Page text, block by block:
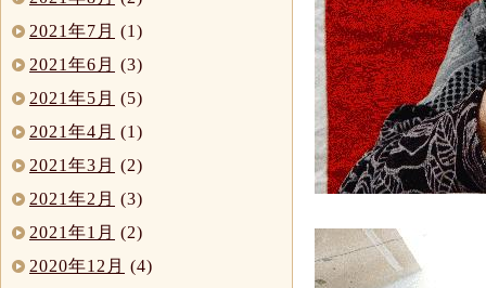
2021年7月 (1)
2021年6月 (3)
2021年5月 (5)
2021年4月 (1)
2021年3月 (2)
2021年2月 (3)
2021年1月 (2)
2020年12月 (4)